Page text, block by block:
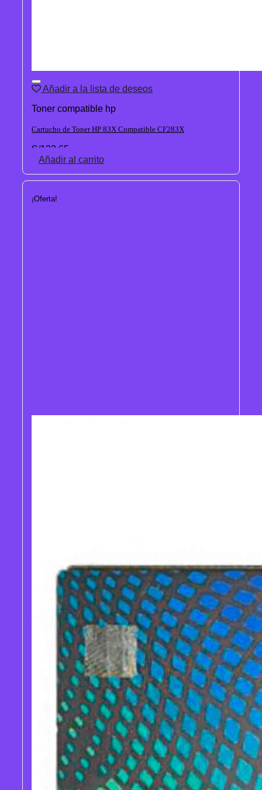
Añadir a la lista de deseos
Toner compatible hp
Cartucho de Toner HP 83X Compatible CF283X
S/132.65
Añadir al carrito
¡Oferta!